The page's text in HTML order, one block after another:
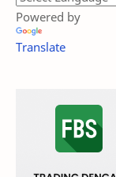
Powered by
Translate